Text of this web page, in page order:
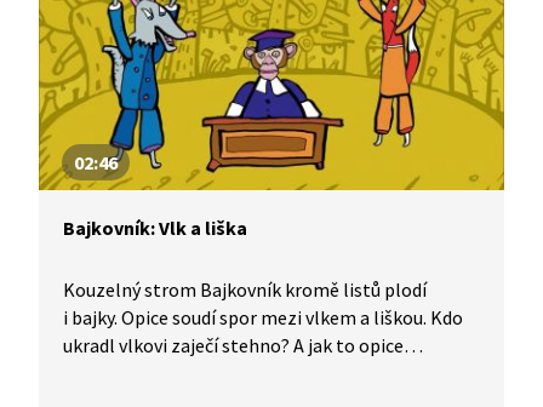
02:46
Bajkovník: Vlk a liška
Kouzelný strom Bajkovník kromě listů plodí
i bajky. Opice soudí spor mezi vlkem a liškou. Kdo
ukradl vlkovi zaječí stehno? A jak to opice